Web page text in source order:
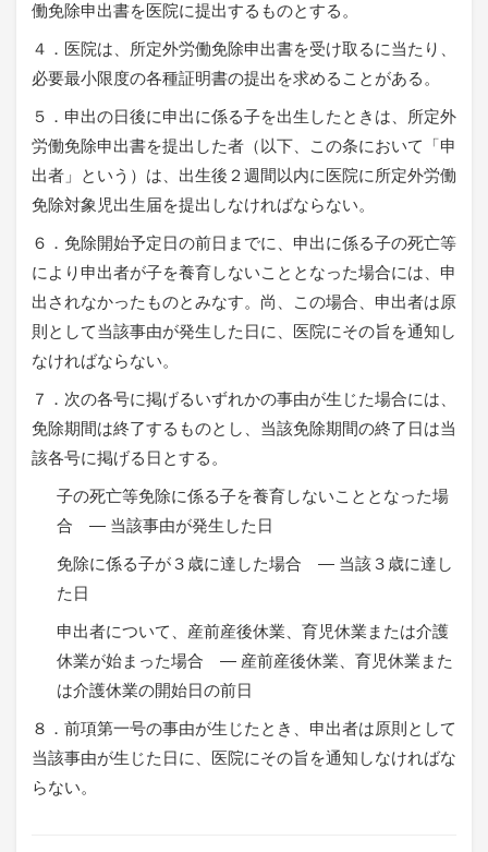
働免除申出書を医院に提出するものとする。
４．医院は、所定外労働免除申出書を受け取るに当たり、
必要最小限度の各種証明書の提出を求めることがある。
５．申出の日後に申出に係る子を出生したときは、所定外
労働免除申出書を提出した者（以下、この条において「申
出者」という）は、出生後２週間以内に医院に所定外労働
免除対象児出生届を提出しなければならない。
６．免除開始予定日の前日までに、申出に係る子の死亡等
により申出者が子を養育しないこととなった場合には、申
出されなかったものとみなす。尚、この場合、申出者は原
則として当該事由が発生した日に、医院にその旨を通知し
なければならない。
７．次の各号に掲げるいずれかの事由が生じた場合には、
免除期間は終了するものとし、当該免除期間の終了日は当
該各号に掲げる日とする。
子の死亡等免除に係る子を養育しないこととなった場
合 ― 当該事由が発生した日
免除に係る子が３歳に達した場合 ― 当該３歳に達し
た日
申出者について、産前産後休業、育児休業または介護
休業が始まった場合 ― 産前産後休業、育児休業また
は介護休業の開始日の前日
８．前項第一号の事由が生じたとき、申出者は原則として
当該事由が生じた日に、医院にその旨を通知しなければな
らない。